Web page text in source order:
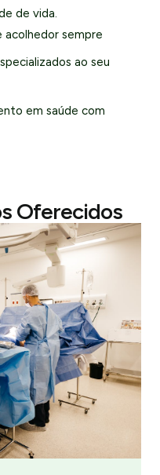
de vida.
sempre
ao seu
em saúde com
Oferecidos